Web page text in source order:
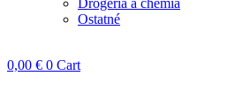
Drogéria a chémia
Ostatné
0,00 € 0 Cart